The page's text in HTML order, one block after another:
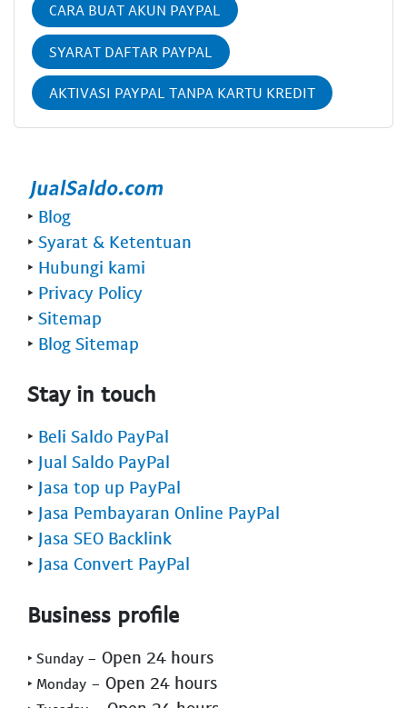
CARA BUAT AKUN PAYPAL
SYARAT DAFTAR PAYPAL
AKTIVASI PAYPAL TANPA KARTU KREDIT
‣ Blog
‣ Syarat & Ketentuan
‣ Hubungi kami
‣ Privacy Policy
‣ Sitemap
‣ Blog Sitemap
Stay in touch
‣ Beli Saldo PayPal
‣ Jual Saldo PayPal
‣ Jasa top up PayPal
‣ Jasa Pembayaran Online PayPal
‣ Jasa SEO Backlink
‣ Jasa Convert PayPal
Business profile
‣ Sunday - Open 24 hours
‣ Monday - Open 24 hours